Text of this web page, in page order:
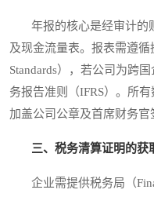
年报的核心是经审计的
及现金流量表。报表需遵循
Standards），若公司为跨
务报告准则（IFRS）。所
加盖公司公章及首席财务官
三、税务清算证明的获
企业需提供税务局（